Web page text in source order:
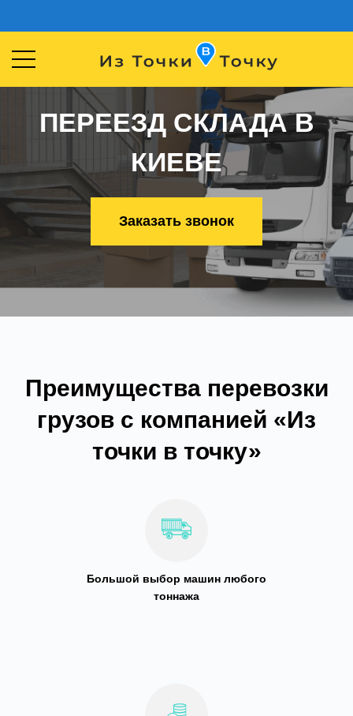
ПЕРЕЕЗД СКЛАДА В
КИЕВЕ
Заказать звонок
Преимущества перевозки
грузов с компанией «Из
точки в точку»
Большой выбор машин любого
тоннажа